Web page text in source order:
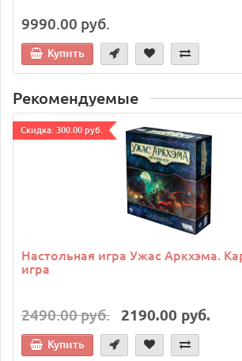
9990.00 руб.
Купить
Рекомендуемые
Cкидка: 300.00 руб.
Настольная игра Ужас Аркхэма.
игра
2490.00 руб. 2190.00 руб.
Купить